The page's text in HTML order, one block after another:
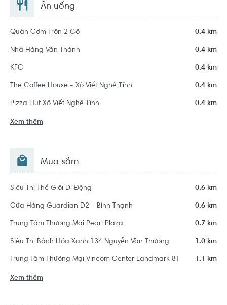
Ăn uống
Quán Cơm Trộn 2 Cô 0.4 km
Nhà Hàng Văn Thánh 0.4 km
KFC 0.4 km
The Coffee House - Xô Viết Nghệ Tĩnh 0.4 km
Pizza Hut Xô Viết Nghệ Tĩnh 0.4 km
Xem thêm
Mua sắm
Siêu Thị Thế Giới Di Động 0.6 km
Cửa Hàng Guardian D2 - Bình Thạnh 0.6 km
Trung Tâm Thương Mại Pearl Plaza 0.7 km
Siêu Thị Bách Hóa Xanh 134 Nguyễn Văn Thương 1.0 km
Trung Tâm Thương Mại Vincom Center Landmark 81 1.1 km
Xem thêm